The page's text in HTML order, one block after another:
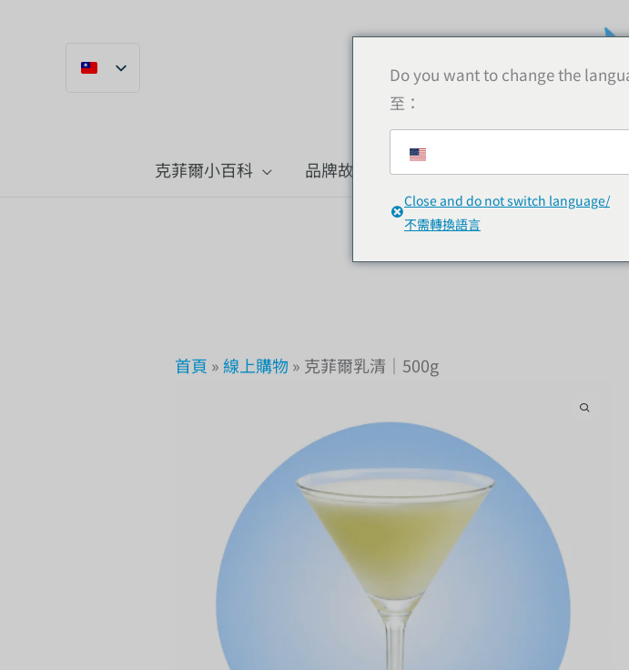
克菲爾小百科 品牌故事 線上購物 購買資訊
首頁 »線上購物 » 克菲爾乳清｜500g
Do you want to change the
至：
Close and do not switch language/
不需轉換語言